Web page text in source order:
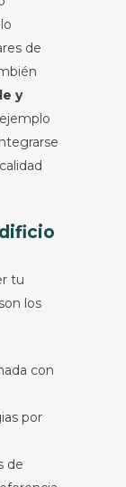
de
y
tu
los
con
por
de